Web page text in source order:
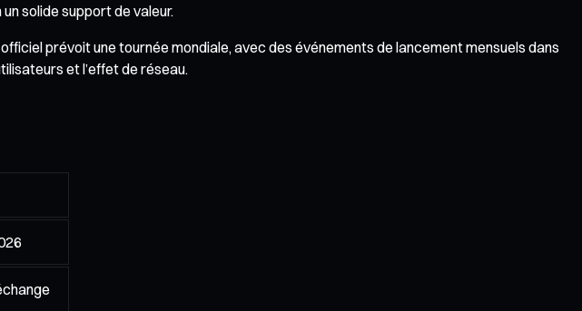
solide support de valeur.
prévoit une tournée mondiale, avec des événements de lancement mensuels dans
et l’effet de réseau.